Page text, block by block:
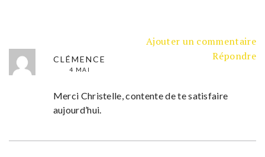
Ajouter un commentaire
CLÉMENCE
4 MAI
Répondre
Merci Christelle, contente de te satisfaire
aujourd’hui.